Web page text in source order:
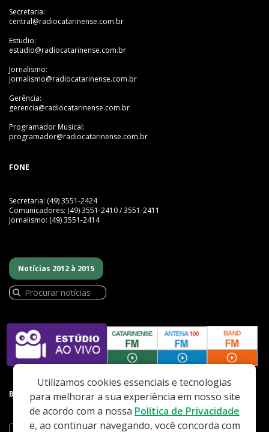
Secretaria:
central@radiocatarinense.com.br
Estudio:
estudio@radiocatarinense.com.br
Jornalismo:
jornalismo@radiocatarinense.com.br
Gerência:
gerencia@radiocatarinense.com.br
Programador Musical:
programador@radiocatarinense.com.br
FONE
Secretaria: (49) 3551-2424
Comunicadores: (49) 3551-2410 / 3551-2411
Jornalismo: (49) 3551-2414
Notícias 2012 à 2015
BAIXE NOSSO APP
Utilizamos cookies essenciais e tecnologias
para melhorar a sua experiência em nosso site
de acordo com a nossa Política de Privacidade
e, ao continuar navegando, você concorda com